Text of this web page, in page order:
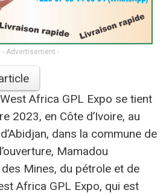
- Advertisement -
Africa GPL Expo se tient
2023, en Côte d’Ivoire, au
dans la commune de
Mamadou
Mines, du pétrole et de
Africa GPL Expo, qui est